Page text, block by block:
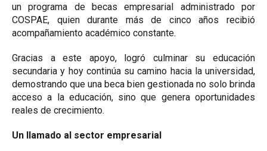
un programa de becas empresarial administrado por
COSPAE, quien durante más de cinco años recibió
acompañamiento académico constante.
Gracias a este apoyo, logró culminar su educación
secundaria y hoy continúa su camino hacia la universidad,
demostrando que una beca bien gestionada no solo brinda
acceso a la educación, sino que genera oportunidades
reales de crecimiento.
Un llamado al sector empresarial